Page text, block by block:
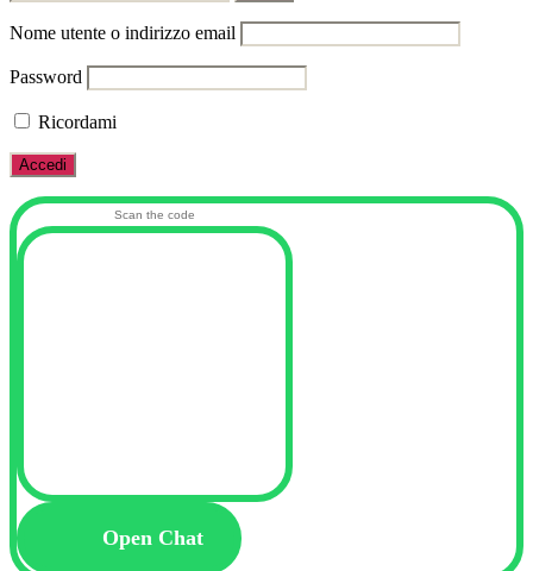
Nome utente o indirizzo email
Password
Ricordami
Scan the code
Open Chat